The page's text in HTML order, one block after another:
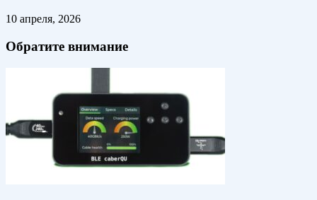
10 апреля, 2026
Обратите внимание